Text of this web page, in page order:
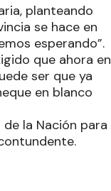
planteando
se hace en
esperando”.
que ahora en
ser que ya
en blanco
la Nación para